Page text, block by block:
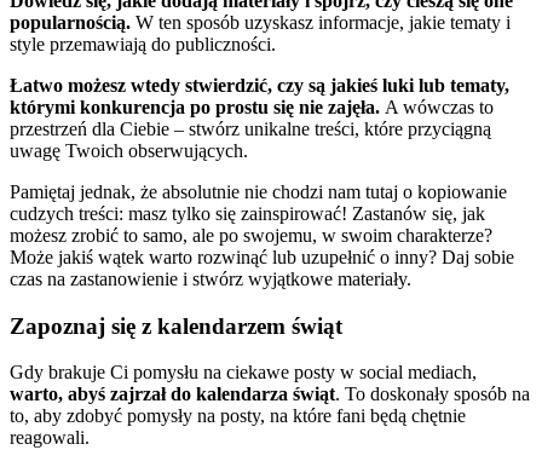
popularnością. W ten sposób uzyskasz informacje, jakie tematy i
style przemawiają do publiczności.
Łatwo możesz wtedy stwierdzić, czy są jakieś luki lub tematy,
którymi konkurencja po prostu się nie zajęła. A wówczas to
przestrzeń dla Ciebie – stwórz unikalne treści, które przyciągną
uwagę Twoich obserwujących.
Pamiętaj jednak, że absolutnie nie chodzi nam tutaj o kopiowanie
cudzych treści: masz tylko się zainspirować! Zastanów się, jak
możesz zrobić to samo, ale po swojemu, w swoim charakterze?
Może jakiś wątek warto rozwinąć lub uzupełnić o inny? Daj sobie
czas na zastanowienie i stwórz wyjątkowe materiały.
Zapoznaj się z kalendarzem świąt
Gdy brakuje Ci pomysłu na ciekawe posty w social mediach,
warto, abyś zajrzał do kalendarza świąt. To doskonały sposób na
to, aby zdobyć pomysły na posty, na które fani będą chętnie
reagowali.